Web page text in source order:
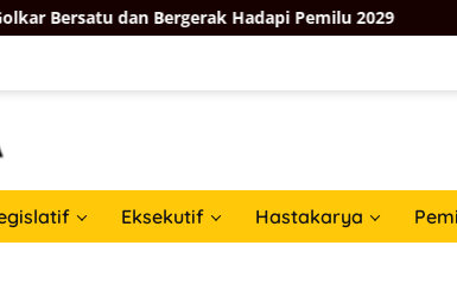
dan Bergerak Hadapi Pemilu 2029
Eksekutif Hastakarya